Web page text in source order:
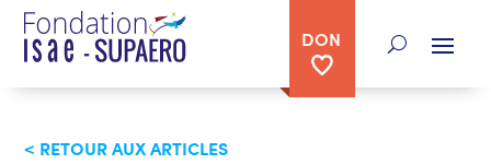
DON
< RETOUR AUX ARTICLES